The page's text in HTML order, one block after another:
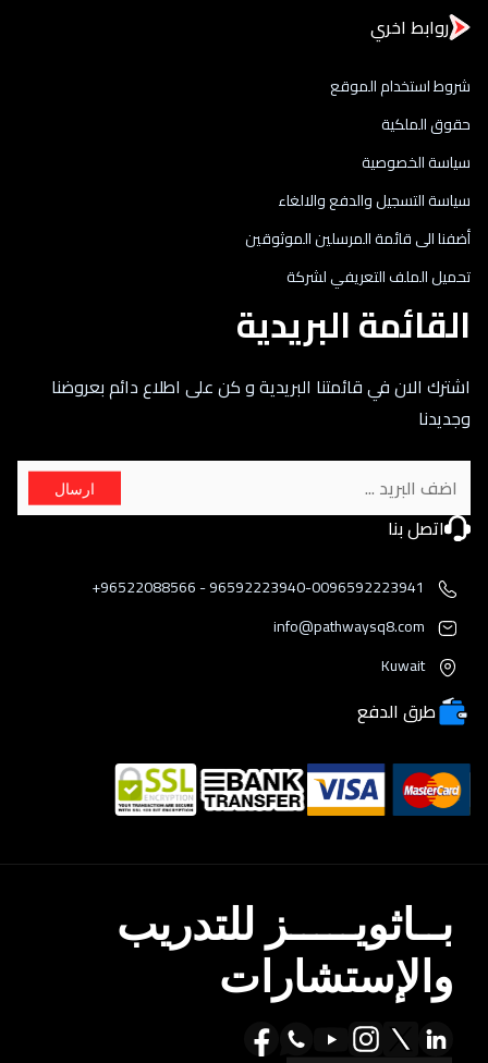
روابط اخري
شروط استخدام الموقع
حقوق الملكية
سياسة الخصوصية
سياسة التسجيل والدفع والالغاء
أضفنا الى قائمة المرسلين الموثوقين
تحميل الملف التعريفي لشركة
القائمة البريدية
اشترك الان في قائمتنا البريدية و كن على اطلاع دائم بعروضنا
وجديدنا
ارسال
اتصل بنا
96592223940-0096592223941 - 96522088566+
info@pathwaysq8.com
Kuwait
طرق الدفع
بــاثويـــــز للتدريب
والإستشارات